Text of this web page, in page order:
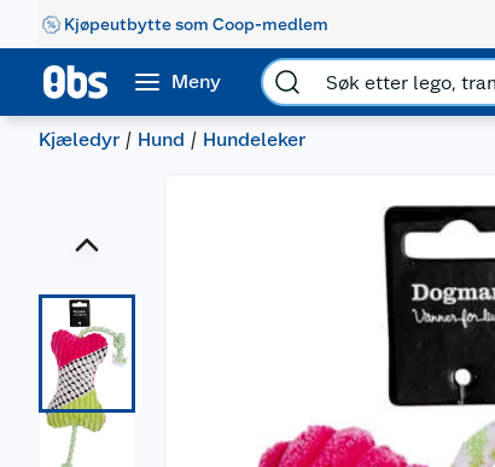
Kjøpeutbytte som Coop-medlem
Meny
Kjæledyr Hund Hundeleker